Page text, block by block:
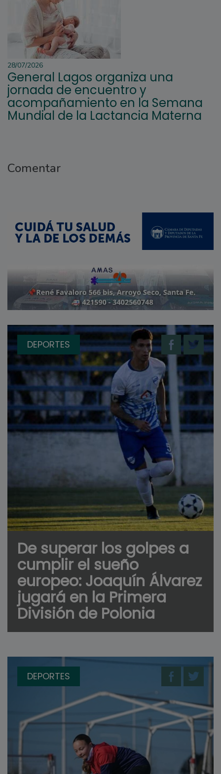
28/07/2026
General Lagos organiza una
jornada de encuentro y
acompañamiento en la Semana
Mundial de la Lactancia Materna
Comentar
DEPORTES
De superar los golpes a
cumplir el sueño
europeo: Joaquín Álvarez
jugará en la Primera
División de Polonia
DEPORTES